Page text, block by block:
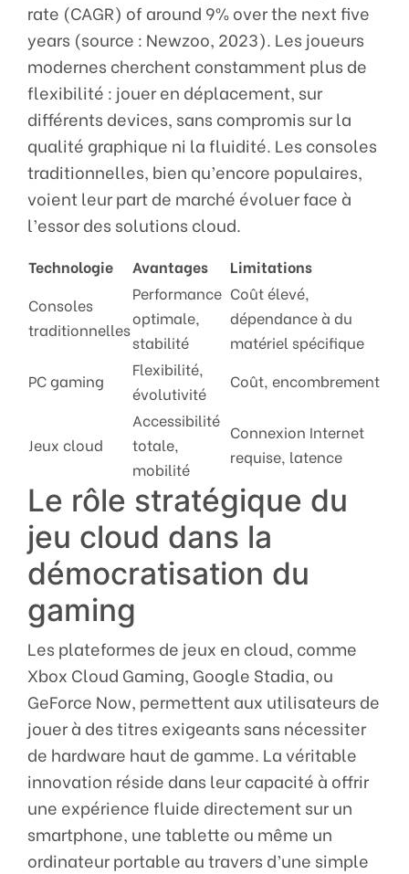
rate (CAGR) of around 9% over the next five
years (source : Newzoo, 2023). Les joueurs
modernes cherchent constamment plus de
flexibilité : jouer en déplacement, sur
différents devices, sans compromis sur la
qualité graphique ni la fluidité. Les consoles
traditionnelles, bien qu’encore populaires,
voient leur part de marché évoluer face à
l’essor des solutions cloud.
Technologie Avantages
Limitations
Consoles
traditionnelles
Performance
optimale,
stabilité
Coût élevé,
dépendance à du
matériel spécifique
PC gaming
Flexibilité,
évolutivité
Coût, encombrement
Jeux cloud
Accessibilité
totale,
mobilité
Connexion Internet
requise, latence
Le rôle stratégique du
jeu cloud dans la
démocratisation du
gaming
Les plateformes de jeux en cloud, comme
Xbox Cloud Gaming, Google Stadia, ou
GeForce Now, permettent aux utilisateurs de
jouer à des titres exigeants sans nécessiter
de hardware haut de gamme. La véritable
innovation réside dans leur capacité à offrir
une expérience fluide directement sur un
smartphone, une tablette ou même un
ordinateur portable au travers d’une simple